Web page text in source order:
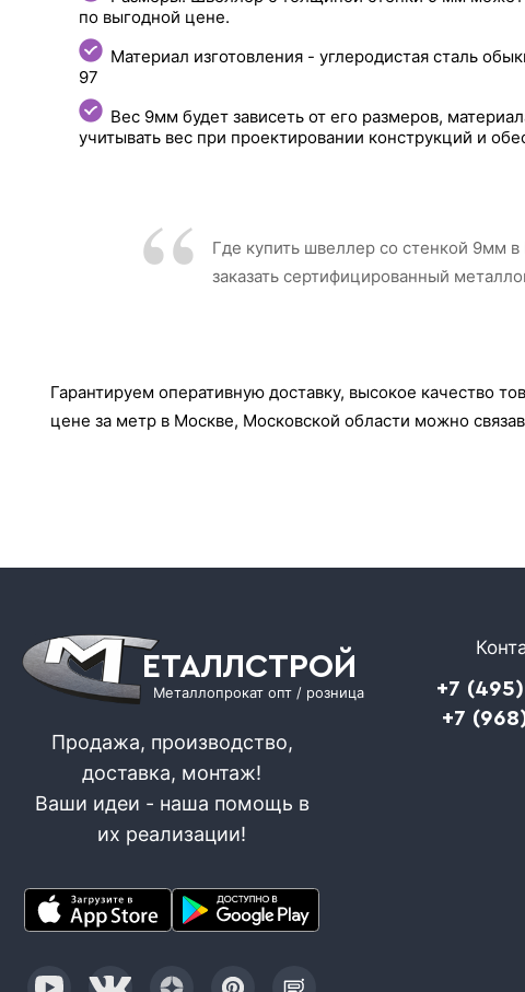
по выгодной цене.
Материал изготовления - углеродистая сталь
97
Вес 9мм будет зависеть от его размеров,
учитывать вес при проектировании конструкций и
Где купить швеллер со стенкой 9мм
заказать сертифицированный
Гарантируем оперативную доставку, высокое качество
цене за метр в Москве, Московской области можно
ЕТАЛЛСТРОЙ
Металлопрокат опт / розница
Продажа, производство,
доставка, монтаж!
Ваши идеи - наша помощь в
их реализации!
+7
+7